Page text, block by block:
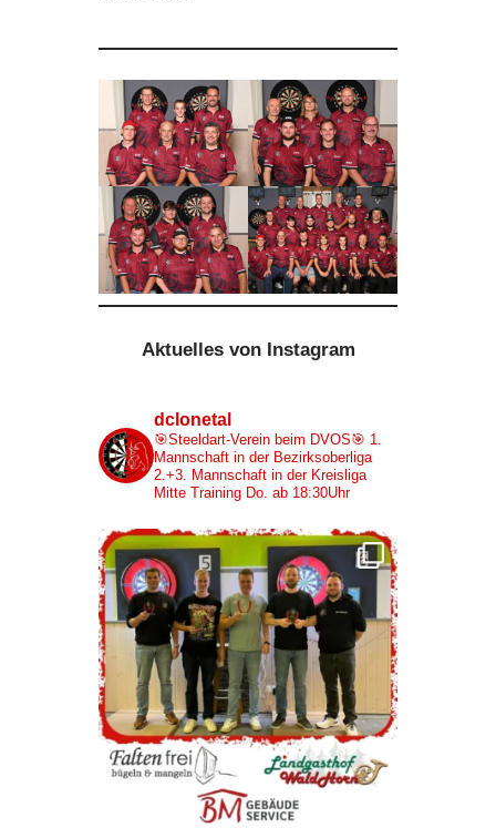
Aktuelles von Instagram
dclonetal
🎯Steeldart-Verein beim DVOS🎯 1.
Mannschaft in der Bezirksoberliga
2.+3. Mannschaft in der Kreisliga
Mitte Training Do. ab 18:30Uhr